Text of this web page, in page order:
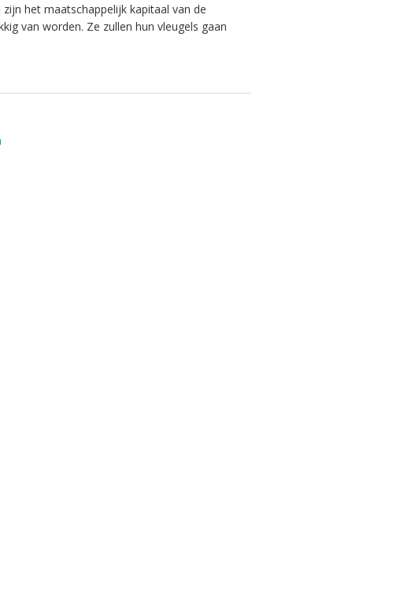
het maatschappelijk kapitaal van de
van worden. Ze zullen hun vleugels gaan